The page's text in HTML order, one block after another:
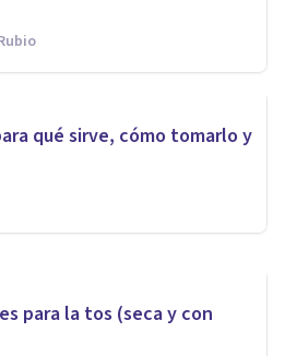
qué sirve, cómo tomarlo y
y efectos
este
para la tos (seca y con